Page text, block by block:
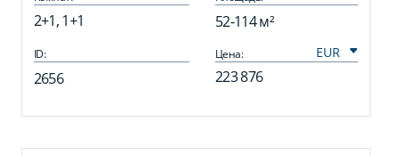
2+1, 1+1 52-114 м²
ID:
2656
Цена:
223 876